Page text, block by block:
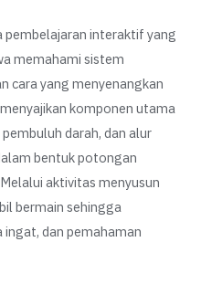
pembelajaran interaktif yang
memahami sistem
cara yang menyenangkan
komponen utama
darah, dan alur
bentuk potongan
aktivitas menyusun
bermain sehingga
dan pemahaman